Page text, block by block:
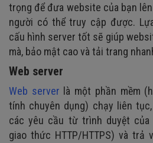
trọng để đưa website của bạn
người có thể truy cập được.
cấu hình server tốt sẽ giúp
mà, bảo mật cao và tải trang
Web server
Web server là một phần mềm
tính chuyên dụng) chạy liên
các yêu cầu từ trình duyệt của
giao thức HTTP/HTTPS) và trả